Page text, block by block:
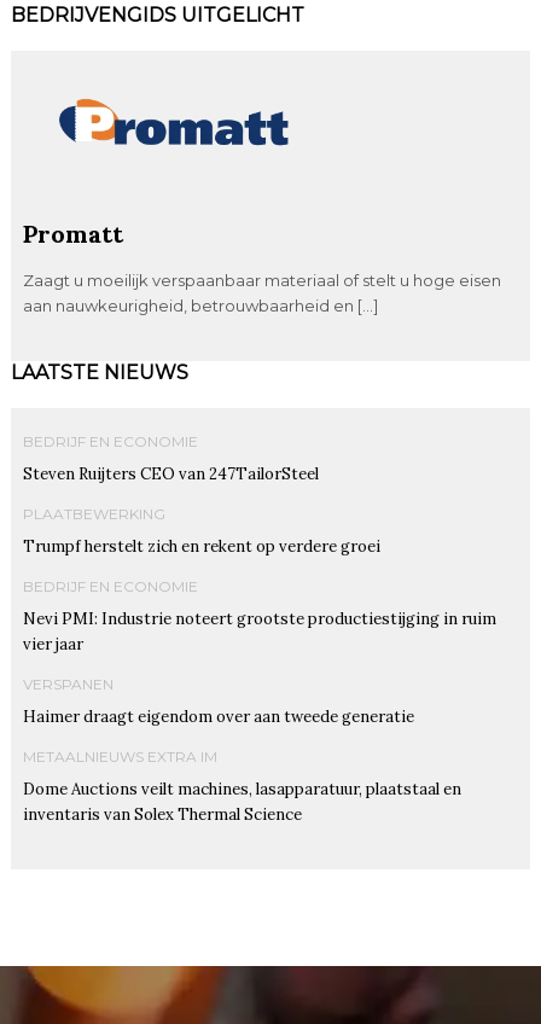
BEDRIJVENGIDS UITGELICHT
Promatt
Zaagt u moeilijk verspaanbaar materiaal of stelt u hoge eisen
aan nauwkeurigheid, betrouwbaarheid en […]
LAATSTE NIEUWS
BEDRIJF EN ECONOMIE
Steven Ruijters CEO van 247TailorSteel
PLAATBEWERKING
Trumpf herstelt zich en rekent op verdere groei
BEDRIJF EN ECONOMIE
Nevi PMI: Industrie noteert grootste productiestijging in ruim
vier jaar
VERSPANEN
Haimer draagt eigendom over aan tweede generatie
METAALNIEUWS EXTRA IM
Dome Auctions veilt machines, lasapparatuur, plaatstaal en
inventaris van Solex Thermal Science